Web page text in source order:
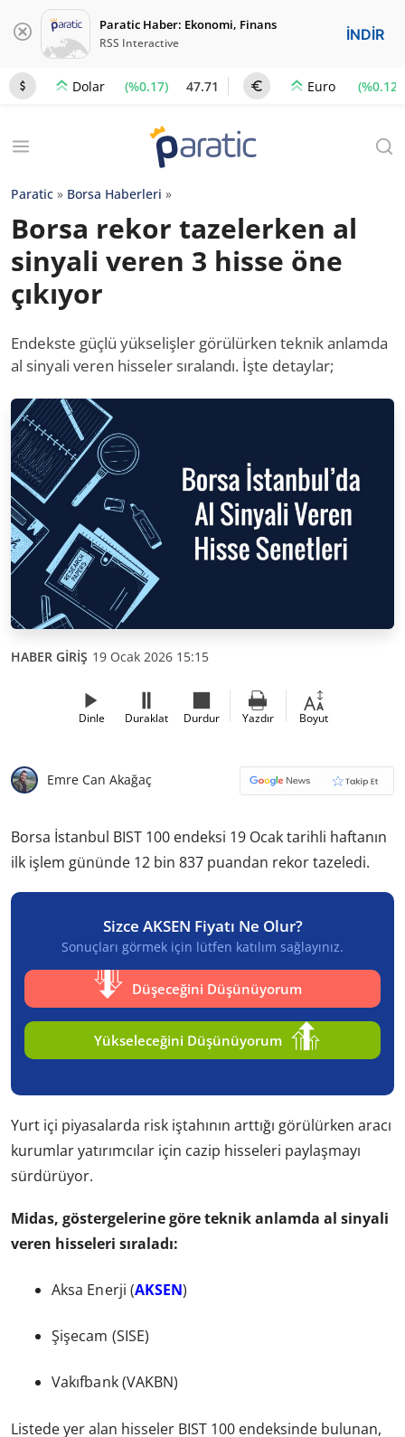
Paratic Haber: Ekonomi, Finans
RSS Interactive İNDİR
Dolar (%0.17) 47.71 Euro (%0.12)
Paratic » Borsa Haberleri »
Borsa rekor tazelerken al
sinyali veren 3 hisse öne
çıkıyor
Endekste güçlü yükselişler görülürken teknik anlamda
al sinyali veren hisseler sıralandı. İşte detaylar;
HABER GİRİŞ 19 Ocak 2026 15:15
Dinle Duraklat Durdur Yazdır Boyut
Emre Can Akağaç
Borsa İstanbul BIST 100 endeksi 19 Ocak tarihli haftanın
ilk işlem gününde 12 bin 837 puandan rekor tazeledi.
Sizce AKSEN Fiyatı Ne Olur?
Sonuçları görmek için lütfen katılım sağlayınız.
Düşeceğini Düşünüyorum
Yükseleceğini Düşünüyorum
Yurt içi piyasalarda risk iştahının arttığı görülürken aracı
kurumlar yatırımcılar için cazip hisseleri paylaşmayı
sürdürüyor.
Midas, göstergelerine göre teknik anlamda al sinyali
veren hisseleri sıraladı:
Aksa Enerji (AKSEN)
Şişecam (SISE)
Vakıfbank (VAKBN)
Listede yer alan hisseler BIST 100 endeksinde bulunan,